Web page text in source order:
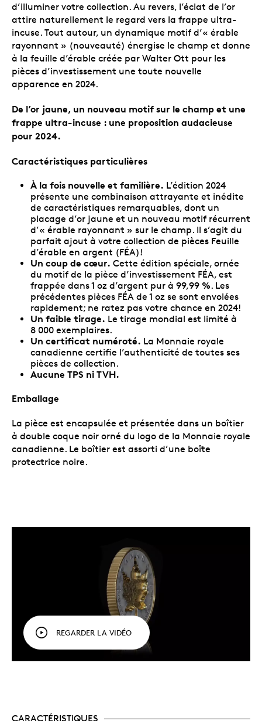
d’illuminer votre collection. Au revers, l’éclat de l’or
attire naturellement le regard vers la frappe ultra-
incuse. Tout autour, un dynamique motif d’« érable
rayonnant » (nouveauté) énergise le champ et donne
à la feuille d’érable créée par Walter Ott pour les
pièces d’investissement une toute nouvelle
apparence en 2024.
De l’or jaune, un nouveau motif sur le champ et une
frappe ultra-incuse : une proposition audacieuse
pour 2024.
Caractéristiques particulières
À la fois nouvelle et familière. L’édition 2024
présente une combinaison attrayante et inédite
de caractéristiques remarquables, dont un
placage d’or jaune et un nouveau motif récurrent
d’« érable rayonnant » sur le champ. Il s’agit du
parfait ajout à votre collection de pièces Feuille
d’érable en argent (FÉA)!
Un coup de cœur. Cette édition spéciale, ornée
du motif de la pièce d’investissement FÉA, est
frappée dans 1 oz d’argent pur à 99,99 %. Les
précédentes pièces FÉA de 1 oz se sont envolées
rapidement; ne ratez pas votre chance en 2024!
Un faible tirage. Le tirage mondial est limité à
8 000 exemplaires.
Un certificat numéroté. La Monnaie royale
canadienne certifie l’authenticité de toutes ses
pièces de collection.
Aucune TPS ni TVH.
Emballage
La pièce est encapsulée et présentée dans un boîtier
à double coque noir orné du logo de la Monnaie royale
canadienne. Le boîtier est assorti d’une boîte
protectrice noire.
REGARDER LA VIDÉO
CARACTÉRISTIQUES